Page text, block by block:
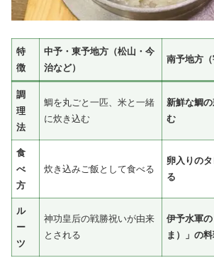
特
徴
中予・東予地方（松山・今
治など）
南予地方（
調
理
法
鯛を丸ごと一匹、米と一緒
に炊き込む
新鮮な鯛
む
食
べ
方
炊き込みご飯として食べる
卵入りの
る
ル
ー
ツ
神功皇后の戦勝祝いが由来
とされる
伊予水軍
ま）」の